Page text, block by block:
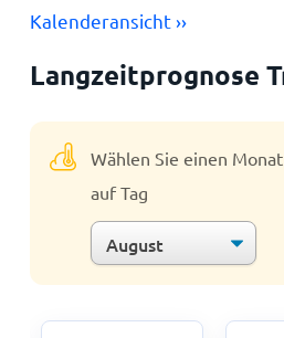
Kalenderansicht ››
Langzeitprognose
Wählen Sie einen
auf Tag